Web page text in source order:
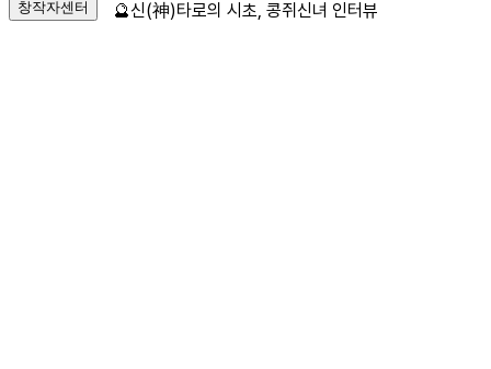
창작자센터 🔮신(神)타로의 시초, 콩쥐신녀 인터뷰